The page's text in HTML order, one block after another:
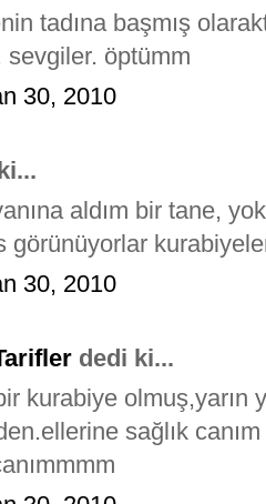
tadına başmış
sevgiler. öptümm
30, 2010
aldım bir tane,
görünüyorlar
30, 2010
dedi ki...
kurabiye olmuş,yarın
sağlık